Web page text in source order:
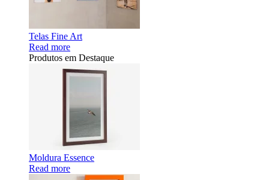
Telas Fine Art
Read more
Produtos em Destaque
Moldura Essence
Read more